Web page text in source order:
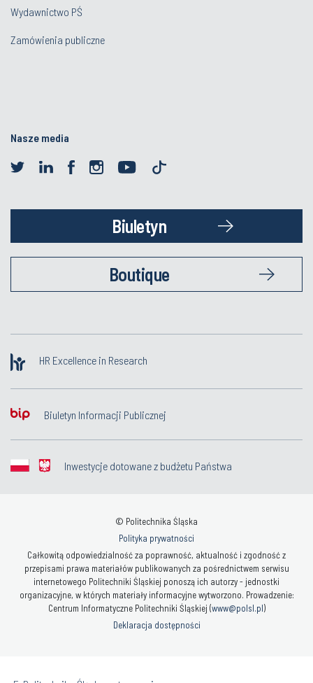
Wydawnictwo PŚ
Zamówienia publiczne
Nasze media
Biuletyn
Boutique
HR Excellence in Research
Biuletyn Informacji Publicznej
Inwestycje dotowane z budżetu Państwa
© Politechnika Śląska
Polityka prywatności
Całkowitą odpowiedzialność za poprawność, aktualność i zgodność z
przepisami prawa materiałów publikowanych za pośrednictwem serwisu
internetowego Politechniki Śląskiej ponoszą ich autorzy - jednostki
organizacyjne, w których materiały informacyjne wytworzono. Prowadzenie:
Centrum Informatyczne Politechniki Śląskiej (www@polsl.pl)
Deklaracja dostępności